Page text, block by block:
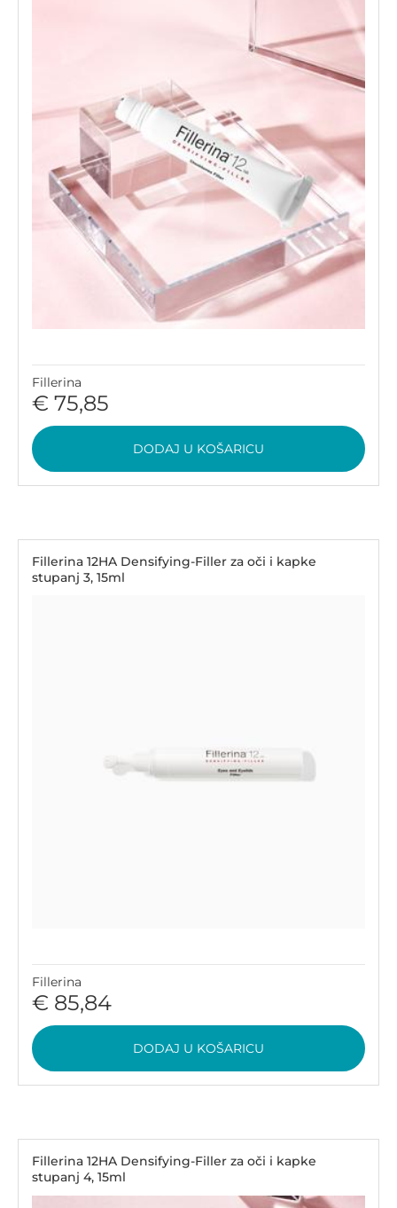
Fillerina
€ 75,85
DODAJ U KOŠARICU
Fillerina 12HA Densifying-Filler za oči i kapke
stupanj 3, 15ml
Fillerina
€ 85,84
DODAJ U KOŠARICU
Fillerina 12HA Densifying-Filler za oči i kapke
stupanj 4, 15ml